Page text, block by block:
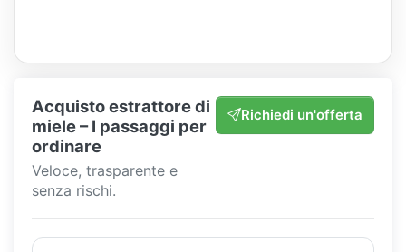
Acquisto estrattore di
miele – I passaggi per
ordinare
Veloce, trasparente e
senza rischi.
Richiedi un'offerta